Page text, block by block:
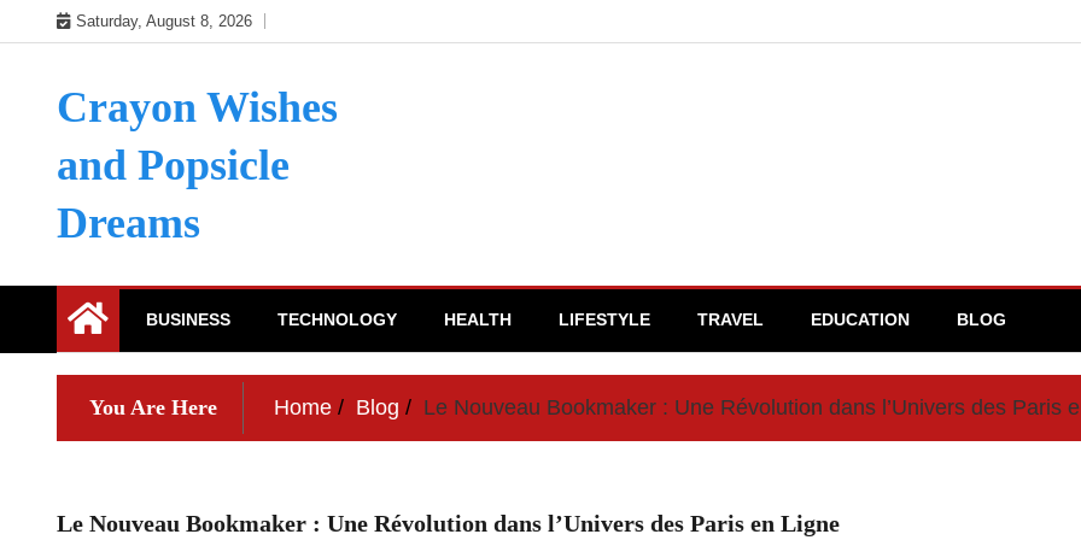
to
Saturday, August 8, 2026
Crayon Wishes
and Popsicle
Dreams
BUSINESS TECHNOLOGY HEALTH LIFESTYLE TRAVEL EDUCATION BLOG
You Are Here Home Blog Le Nouveau Bookmaker : Une Révolution dans l’Univers des Paris
Le Nouveau Bookmaker : Une Révolution dans l’Univers des Paris en Ligne